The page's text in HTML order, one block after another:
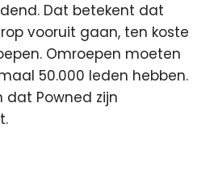
Dat betekent dat
vooruit gaan, ten koste
Omroepen moeten
50.000 leden hebben.
dat Powned zijn